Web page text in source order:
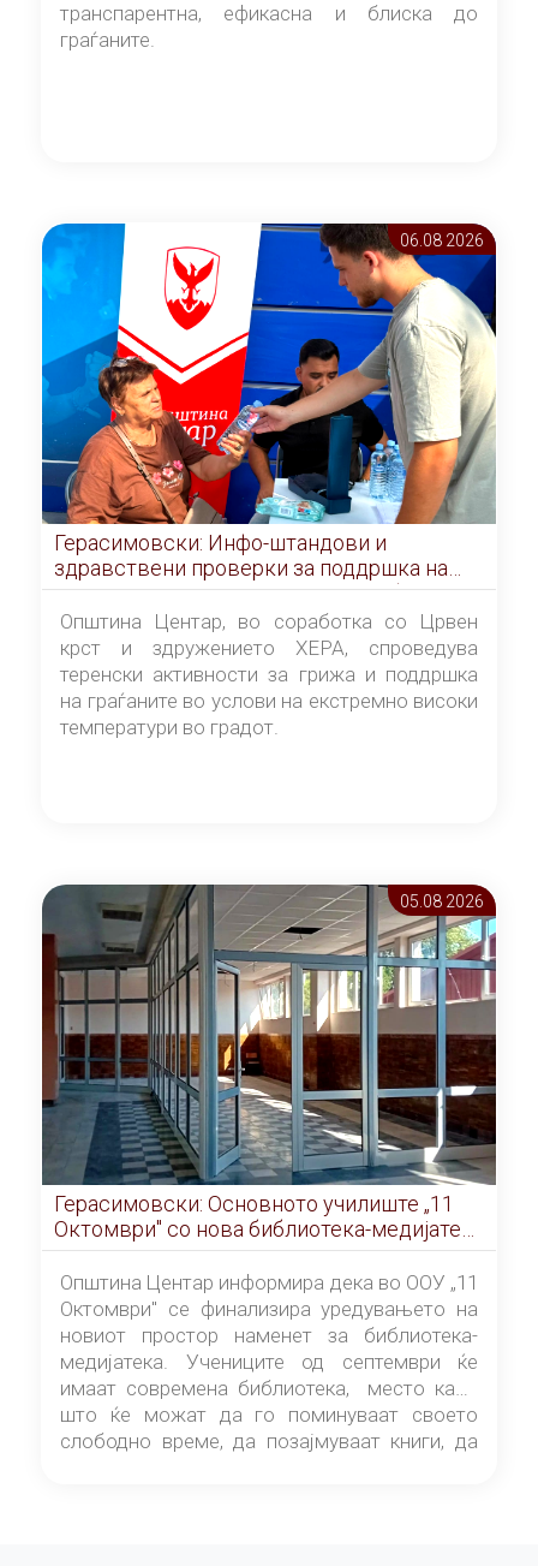
транспарентна, ефикасна и блиска до
граѓаните.
06.08 2026
Герасимовски: Инфо-штандови и
здравствени проверки за поддршка на
граѓаните во услови на топлотен бран
Општина Центар, во соработка со Црвен
крст и здружението ХЕРА, спроведува
теренски активности за грижа и поддршка
на граѓаните во услови на екстремно високи
температури во градот.
05.08 2026
Герасимовски: Основното училиште „11
Октомври" со нова библиотека-медијатека
од септември
Општина Центар информира дека во ООУ „11
Октомври" се финализира уредувањето на
новиот простор наменет за библиотека-
медијатека. Учениците од септември ќе
имаат современа библиотека, место каде
што ќе можат да го поминуваат своето
слободно време, да позајмуваат книги, да